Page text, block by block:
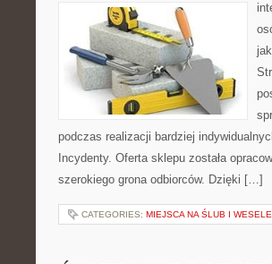
podczas realizacji bardziej
Incydenty. Oferta sklepu została
szerokiego grona odbiorców. Dzięki […]
CATEGORIES: MIEJSCA NA ŚLUB I WESELE